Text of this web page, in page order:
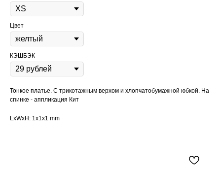
Цвет
КЭШБЭК
Тонкое платье. С трикотажным верхом и хлопчатобумажной юбкой. На
спинке - аппликация Кит
LxWxH: 1x1x1 mm